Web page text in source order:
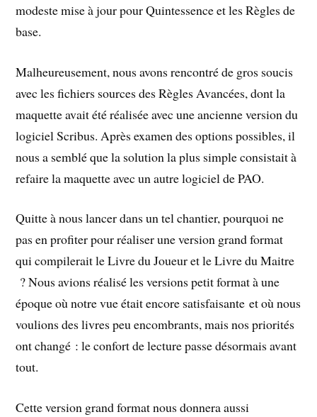
modeste mise à jour pour Quintessence et les Règles de
base.
Malheureusement, nous avons rencontré de gros soucis
avec les fichiers sources des Règles Avancées, dont la
maquette avait été réalisée avec une ancienne version du
logiciel Scribus. Après examen des options possibles, il
nous a semblé que la solution la plus simple consistait à
refaire la maquette avec un autre logiciel de PAO.
Quitte à nous lancer dans un tel chantier, pourquoi ne
pas en profiter pour réaliser une version grand format
qui compilerait le Livre du Joueur et le Livre du Maitre
? Nous avions réalisé les versions petit format à une
époque où notre vue était encore satisfaisante et où nous
voulions des livres peu encombrants, mais nos priorités
ont changé : le confort de lecture passe désormais avant
tout.
Cette version grand format nous donnera aussi